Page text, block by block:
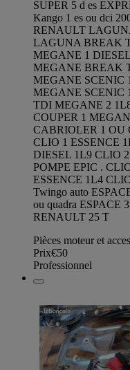
SUPER 5 d es
Kango 1 es ou dci
RENAULT
LAGUNA BREAK
MEGANE 1
MEGANE BREAK
MEGANE SCENIC
MEGANE SCENIC
TDI MEGANE 2
COUPER 1
CABRIOLER 1 OU
CLIO 1 ESSENCE
DIESEL 1L9 CLIO
POMPE EPIC .
ESSENCE 1L4
Twingo auto
ou quadra ESPACE
RENAULT 25 T
Pièces moteur et
Prix€50
Professionnel